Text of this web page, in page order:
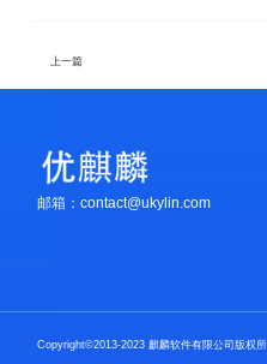
上一篇
邮箱：contact@ukylin.com
Copyright©2013-2023 麒麟软件有限公司版权